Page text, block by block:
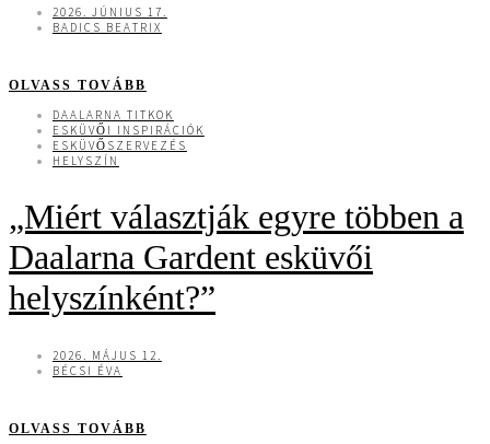
2026. JÚNIUS 17.
BADICS BEATRIX
OLVASS TOVÁBB
DAALARNA TITKOK
ESKÜVŐI INSPIRÁCIÓK
ESKÜVŐSZERVEZÉS
HELYSZÍN
„Miért választják egyre többen a
Daalarna Gardent esküvői
helyszínként?”
2026. MÁJUS 12.
BÉCSI ÉVA
OLVASS TOVÁBB